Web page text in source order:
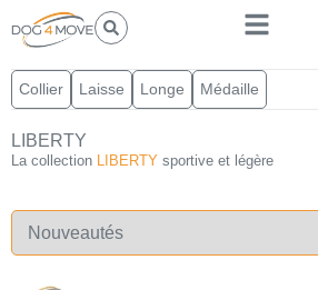
Collier Laisse Longe Médaille
LIBERTY
La collection LIBERTY sportive et légère